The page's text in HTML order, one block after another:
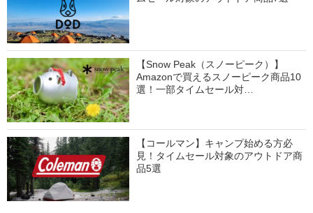
【Snow Peak（スノーピーク）】
Amazonで買えるスノーピーク商品10
選！一部タイムセール対…
【コールマン】キャンプ始める方必
見！タイムセール対象のアウトドア商
品5選